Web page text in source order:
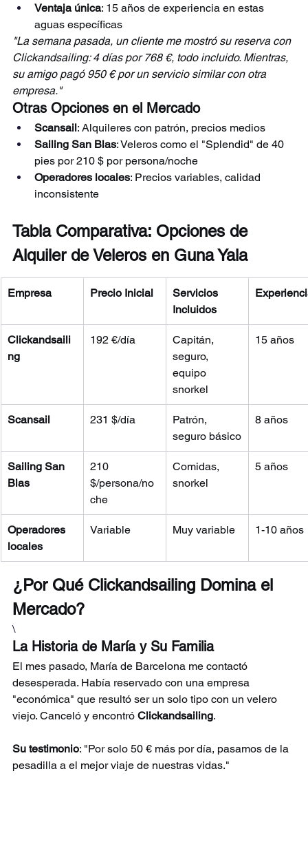
Ventaja única: 15 años de experiencia en estas
aguas específicas
"La semana pasada, un cliente me mostró su reserva con
Clickandsailing: 4 días por 768 €, todo incluido. Mientras,
su amigo pagó 950 € por un servicio similar con otra
empresa."
Otras Opciones en el Mercado
Scansail: Alquileres con patrón, precios medios
Sailing San Blas: Veleros como el "Splendid" de 40
pies por 210 $ por persona/noche
Operadores locales: Precios variables, calidad
inconsistente
Tabla Comparativa: Opciones de
Alquiler de Veleros en Guna Yala
Empresa Precio Inicial
Servicios
Incluidos
Clickandsaili
ng
192 €/día
Capitán,
seguro,
equipo
snorkel
15 años
Scansail 231 $/día
Patrón,
seguro básico
8 años
Sailing San
Blas
210
$/persona/no
che
Comidas,
snorkel
5 años
Operadores
locales
Variable Muy variable 1-10 años
¿Por Qué Clickandsailing Domina el
Mercado?
\
La Historia de María y Su Familia
El mes pasado, María de Barcelona me contactó
desesperada. Había reservado con una empresa
"económica" que resultó ser un solo tipo con un velero
viejo. Canceló y encontró Clickandsailing.
Su testimonio: "Por solo 50 € más por día, pasamos de la
pesadilla a el mejor viaje de nuestras vidas."